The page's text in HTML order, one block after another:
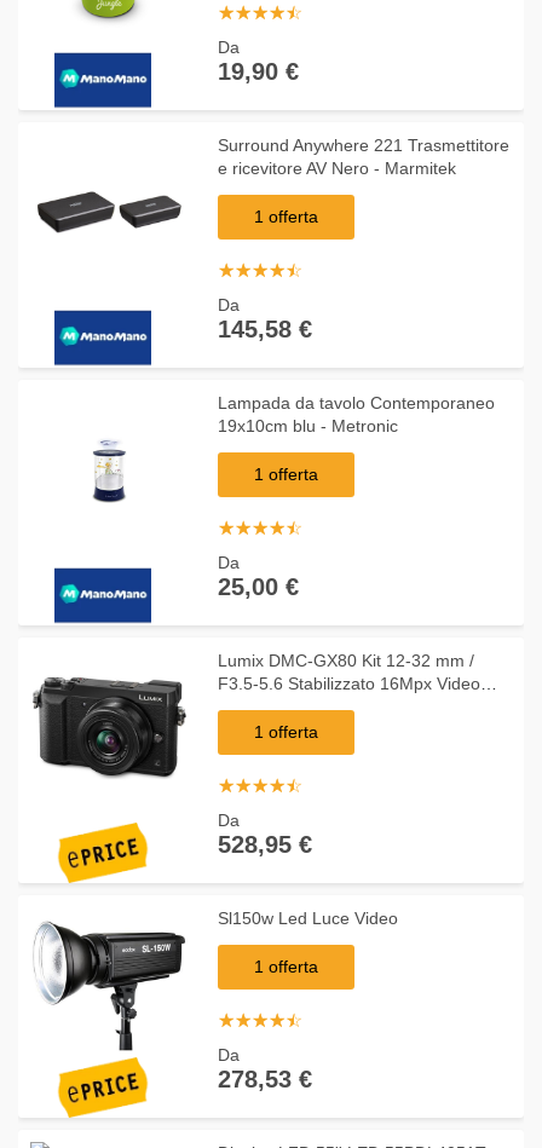
☆☆☆☆☆
★★★★★
Da
19,90 €
Surround Anywhere 221 Trasmettitore
e ricevitore AV Nero - Marmitek
1 offerta
☆☆☆☆☆
★★★★★
Da
145,58 €
Lampada da tavolo Contemporaneo
19x10cm blu - Metronic
1 offerta
☆☆☆☆☆
★★★★★
Da
25,00 €
Lumix DMC-GX80 Kit 12-32 mm /
F3.5-5.6 Stabilizzato 16Mpx Video
UHD 4K Wi-Fi PostFocus
1 offerta
☆☆☆☆☆
★★★★★
Da
528,95 €
Sl150w Led Luce Video
1 offerta
☆☆☆☆☆
★★★★★
Da
278,53 €